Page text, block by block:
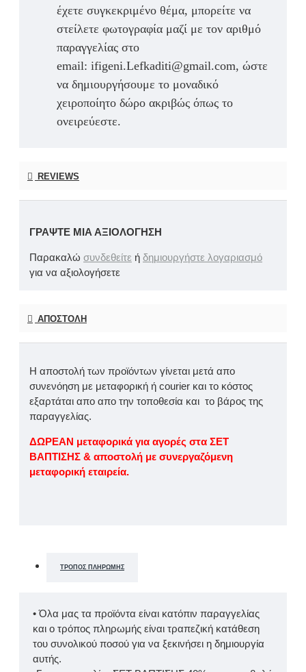
έχετε συγκεκριμένο θέμα, μπορείτε να
στείλετε φωτογραφία μαζί με τον αριθμό
παραγγελίας στο
email: ifigeni.Lefkaditi@gmail.com, ώστε
να δημιουργήσουμε το μοναδικό
χειροποίητο δώρο ακριβώς όπως το
ονειρεύεστε.
REVIEWS
ΓΡΆΨΤΕ ΜΙΑ ΑΞΙΟΛΌΓΗΣΗ
Παρακαλώ συνδεθείτε ή δημιουργήστε λογαριασμό
για να αξιολογήσετε
ΑΠΟΣΤΟΛΉ
Η αποστολή των προϊόντων γίνεται μετά απο
συνενόηση με μεταφορική ή courier και το κόστος
εξαρτάται απο απο την τοποθεσία και το βάρος της
παραγγελίας.
ΔΩΡΕΑΝ μεταφορικά για αγορές στα ΣΕΤ
ΒΑΠΤΙΣΗΣ & αποστολή με συνεργαζόμενη
μεταφορική εταιρεία.
ΤΡΌΠΟΣ ΠΛΗΡΩΜΉΣ
• Όλα μας τα προϊόντα είναι κατόπιν παραγγελίας
και ο τρόπος πληρωμής είναι τραπεζική κατάθεση
του συνολικού ποσού για να ξεκινήσει η δημιουργία
αυτής.